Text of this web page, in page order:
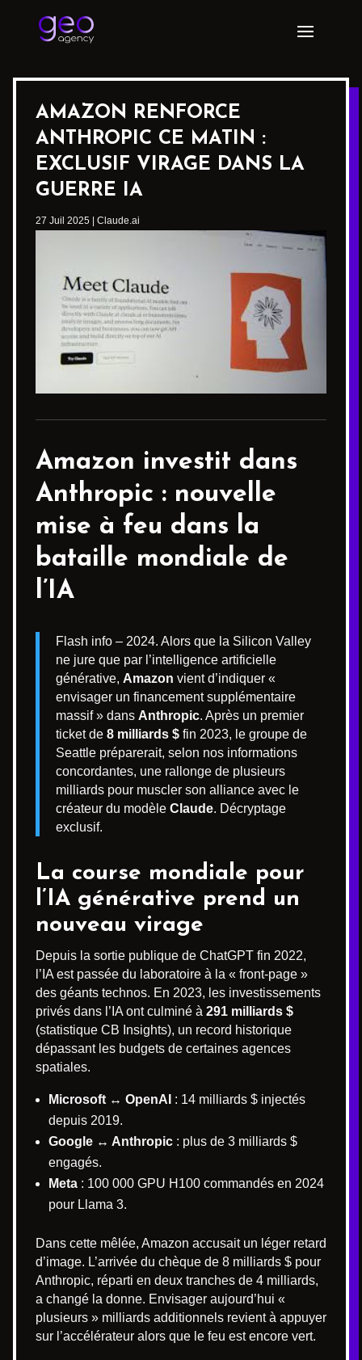
AMAZON RENFORCE
ANTHROPIC CE MATIN :
EXCLUSIF VIRAGE DANS LA
GUERRE IA
27 Juil 2025 Claude.ai
Amazon investit dans
Anthropic : nouvelle
mise à feu dans la
bataille mondiale de
l’IA
Flash info – 2024. Alors que la Silicon Valley
ne jure que par l’intelligence artificielle
générative, Amazon vient d’indiquer «
envisager un financement supplémentaire
massif » dans Anthropic. Après un premier
ticket de 8 milliards $ fin 2023, le groupe de
Seattle préparerait, selon nos informations
concordantes, une rallonge de plusieurs
milliards pour muscler son alliance avec le
créateur du modèle Claude. Décryptage
exclusif.
La course mondiale pour
l’IA générative prend un
nouveau virage
Depuis la sortie publique de ChatGPT fin 2022,
l’IA est passée du laboratoire à la « front-page »
des géants technos. En 2023, les investissements
privés dans l’IA ont culminé à 291 milliards $
(statistique CB Insights), un record historique
dépassant les budgets de certaines agences
spatiales.
Microsoft ↔ OpenAI : 14 milliards $ injectés
depuis 2019.
Google ↔ Anthropic : plus de 3 milliards $
engagés.
Meta : 100 000 GPU H100 commandés en 2024
pour Llama 3.
Dans cette mêlée, Amazon accusait un léger retard
d’image. L’arrivée du chèque de 8 milliards $ pour
Anthropic, réparti en deux tranches de 4 milliards,
a changé la donne. Envisager aujourd’hui «
plusieurs » milliards additionnels revient à appuyer
sur l’accélérateur alors que le feu est encore vert.